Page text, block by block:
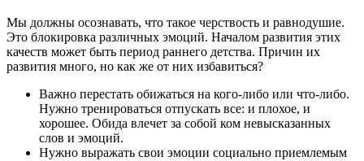
Мы должны осознавать, что такое черствость и равнодушие.
Это блокировка различных эмоций. Началом развития этих
качеств может быть период раннего детства. Причин их
развития много, но как же от них избавиться?
Важно перестать обижаться на кого-либо или что-либо.
Нужно тренироваться отпускать все: и плохое, и
хорошее. Обида влечет за собой ком невысказанных
слов и эмоций.
Нужно выражать свои эмоции социально приемлемым